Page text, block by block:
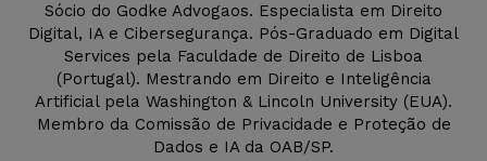
Sócio do Godke Advogaos. Especialista em Direito
Digital, IA e Cibersegurança. Pós-Graduado em Digital
Services pela Faculdade de Direito de Lisboa
(Portugal). Mestrando em Direito e Inteligência
Artificial pela Washington & Lincoln University (EUA).
Membro da Comissão de Privacidade e Proteção de
Dados e IA da OAB/SP.